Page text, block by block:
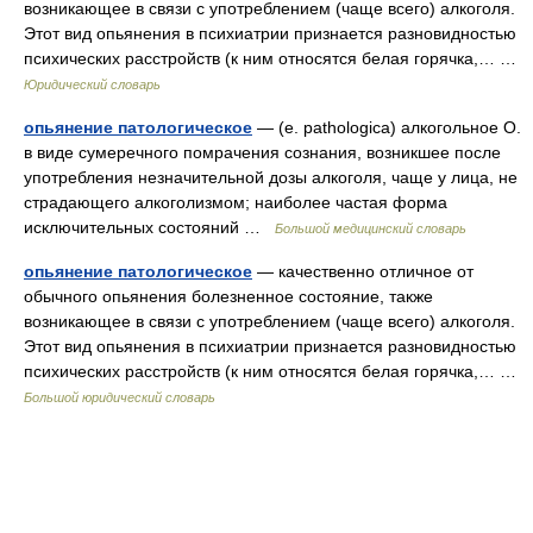
возникающее в связи с употреблением (чаще всего) алкоголя.
Этот вид опьянения в психиатрии признается разновидностью
психических расстройств (к ним относятся белая горячка,… …
Юридический словарь
опьянение патологическое — (е. pathologica) алкогольное О.
в виде сумеречного помрачения сознания, возникшее после
употребления незначительной дозы алкоголя, чаще у лица, не
страдающего алкоголизмом; наиболее частая форма
исключительных состояний …
Большой медицинский словарь
опьянение патологическое — качественно отличное от
обычного опьянения болезненное состояние, также
возникающее в связи с употреблением (чаще всего) алкоголя.
Этот вид опьянения в психиатрии признается разновидностью
психических расстройств (к ним относятся белая горячка,… …
Большой юридический словарь